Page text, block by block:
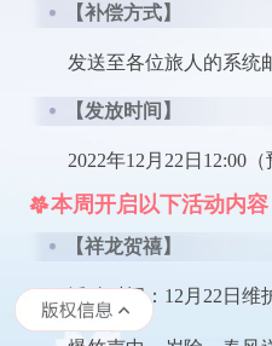
【补偿方式】
发送至各位旅人的系统
【发放时间】
2022年12月22日12:00（
本周开启以下活动内容
【祥龙贺禧】
活动时间：12月22日维